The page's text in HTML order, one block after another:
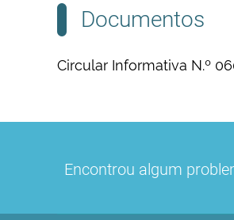
Documentos
Circular Informativa N.º
Encontrou algum